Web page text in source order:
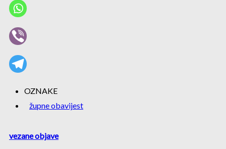
OZNAKE
župne obavijest
vezane objave